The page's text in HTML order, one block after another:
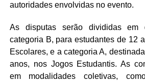
autoridades envolvidas no evento.
As disputas serão divididas em
categoria B, para estudantes de 12
Escolares, e a categoria A,
anos, nos Jogos Estudantis. As
em modalidades coletivas,